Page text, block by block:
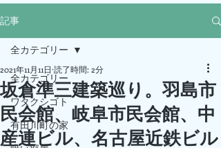
記事
全カテゴリー
ワタクシゴト
有田川町の家
全カテゴリー
坂倉準三建築巡り。羽島市
民会館、岐阜市民会館、中
産連ビル、名古屋近鉄ビル
2021年11月11日 読了時間: 2分